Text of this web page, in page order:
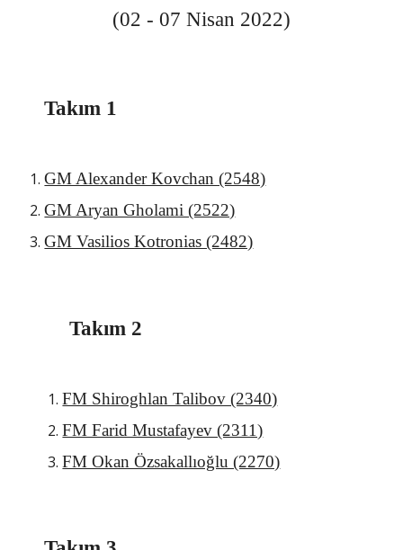
(02 - 07 Nisan 2022)
Takım 1
GM Alexander Kovchan (2548)
GM Aryan Gholami (2522)
GM Vasilios Kotronias (2482)
Takım 2
FM Shiroghlan Talibov (2340)
FM Farid Mustafayev (2311)
FM Okan Özsakallıoğlu (2270)